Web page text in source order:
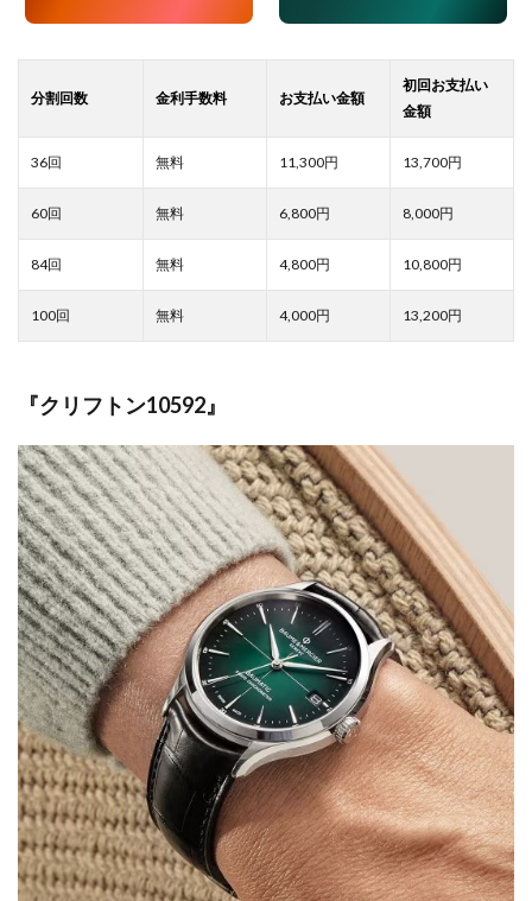
11,300 13,700
6,800 8,000
4,800 10,800
4,000 13,200
『クリフトン10592』